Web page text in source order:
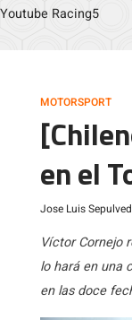
Youtube Racing5
MOTORSPORT
en el
Jose Luis
Víctor Cornejo
lo hará en una
en las doce